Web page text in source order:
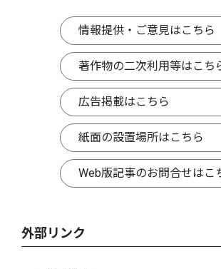
情報提供・ご意見はこちら
著作物の二次利用等はこち
広告掲載はこちら
紙面の設置場所はこちら
Web版記事のお問合せはこ
外部リンク